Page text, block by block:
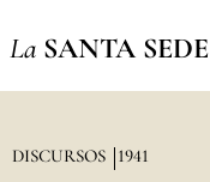
La SANTA SEDE
DISCURSOS 1941